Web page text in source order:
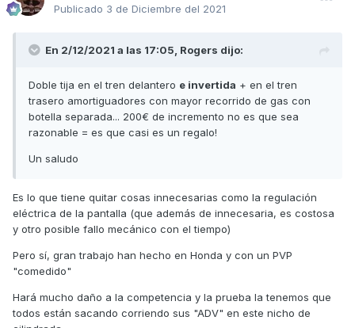
Publicado 3 de Diciembre del 2021
En 2/12/2021 a las 17:05, Rogers dijo:
Doble tija en el tren delantero e invertida + en el tren
trasero amortiguadores con mayor recorrido de gas con
botella separada... 200€ de incremento no es que sea
razonable = es que casi es un regalo!
Un saludo
Es lo que tiene quitar cosas innecesarias como la regulación
eléctrica de la pantalla (que además de innecesaria, es costosa
y otro posible fallo mecánico con el tiempo)
Pero sí, gran trabajo han hecho en Honda y con un PVP
"comedido"
Hará mucho daño a la competencia y la prueba la tenemos que
todos están sacando corriendo sus "ADV" en este nicho de